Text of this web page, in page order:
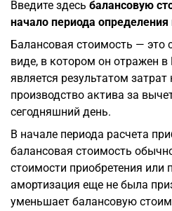
Введите здесь балансовую
начало периода
Балансовая стоимость — это
виде, в котором он отражен
является результатом затрат
производство актива за
сегодняшний день.
В начале периода расчета
балансовая стоимость
стоимости приобретения или
амортизация еще не была
уменьшает балансовую